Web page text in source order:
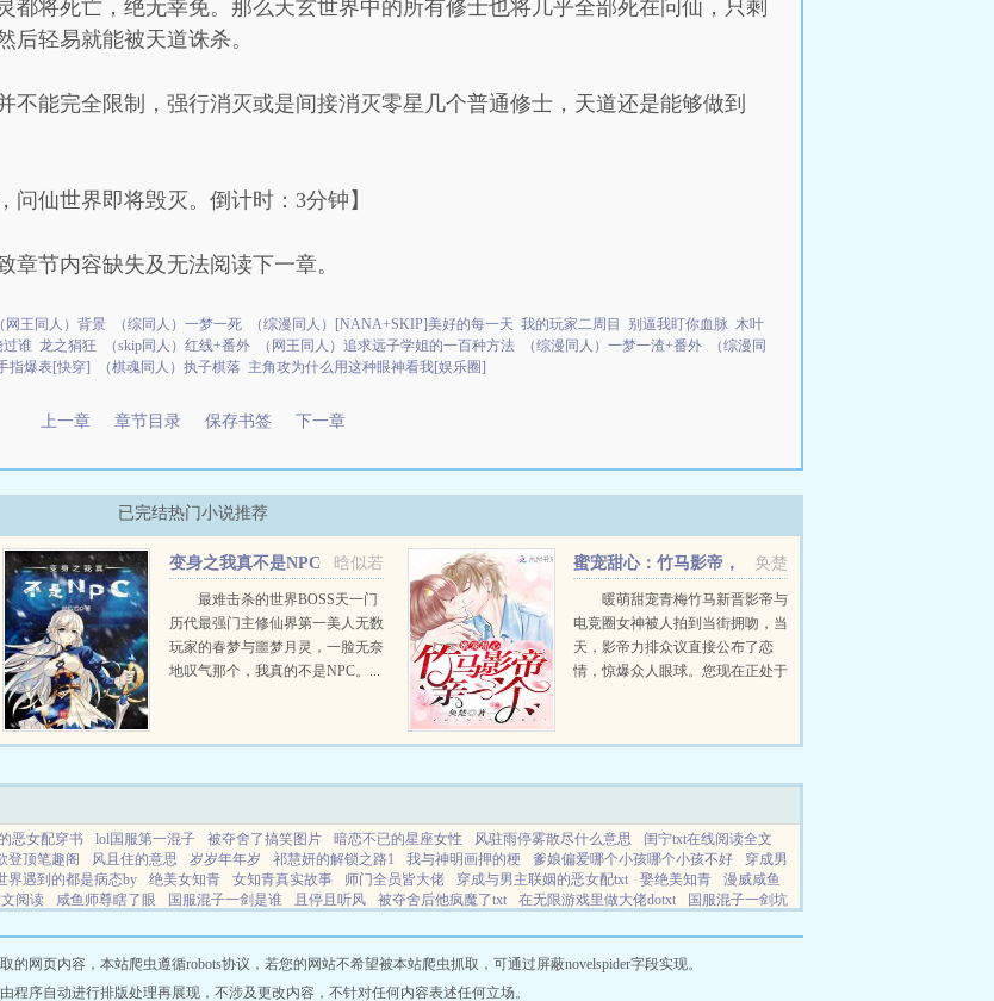
都将死亡，绝无幸免。那么天玄世界中的所有修士也将几乎全部死在问仙，只剩
轻易就能被天道诛杀。
不能完全限制，强行消灭或是间接消灭零星几个普通修士，天道还是能够做到
问仙世界即将毁灭。倒计时：3分钟】
节内容缺失及无法阅读下一章。
（网王同人）背景 （综同人）一梦一死 （综漫同人）[NANA+SKIP]美好的每一天 我的玩家二周目 别逼我盯你血脉 木叶
过谁 龙之狷狂 （skip同人）红线+番外 （网王同人）追求远子学姐的一百种方法 （综漫同人）一梦一渣+番外
（综漫同
指爆表[快穿] （棋魂同人）执子棋落 主角攻为什么用这种眼神看我[娱乐圈]
上一章 章节目录 保存书签 下一章
已完结热门小说推荐
晗似若
变身之我真不是NPC
最难击杀的世界BOSS天一门
历代最强门主修仙界第一美人无数
玩家的春梦与噩梦月灵，一脸无奈
地叹气那个，我真的不是NPC。...
奂楚
蜜宠甜心：竹马影帝，
亲一个！
暖萌甜宠青梅竹马新晋影帝与
电竞圈女神被人拍到当街拥吻，当
天，影帝力排众议直接公布了恋
情，惊爆众人眼球。您现在正处于
想让全世界知道，仅此而已。你都
恶女配穿书 lol国服第一混子 被夺舍了搞笑图片 暗恋不已的星座女性 风驻雨停雾散尽什么意思
闺宁txt在线阅读全文
登顶笔趣阁 风且住的意思 岁岁年年岁 祁慧妍的解锁之路1 我与神明画押的梗 爹娘偏爱哪个小孩哪个小孩不好
穿成男
界遇到的都是病态by 绝美女知青 女知青真实故事 师门全员皆大佬 穿成与男主联姻的恶女配txt 娶绝美知青
漫威咸鱼
阅读 咸鱼师尊瞎了眼 国服混子一剑是谁 且停且听风 被夺舍后他疯魔了txt 在无限游戏里做大佬dotxt
国服混子一剑坑
天都在被迫撒娇免费阅读全 格林童话之黑森林 长公主重生后被疯批权臣独占了gl 格林童话之黑格林童话
网站地图
网页内容，本站爬虫遵循robots协议，若您的网站不希望被本站爬虫抓取，可通过屏蔽novelspider字段实现。
程序自动进行排版处理再展现，不涉及更改内容，不针对任何内容表述任何立场。